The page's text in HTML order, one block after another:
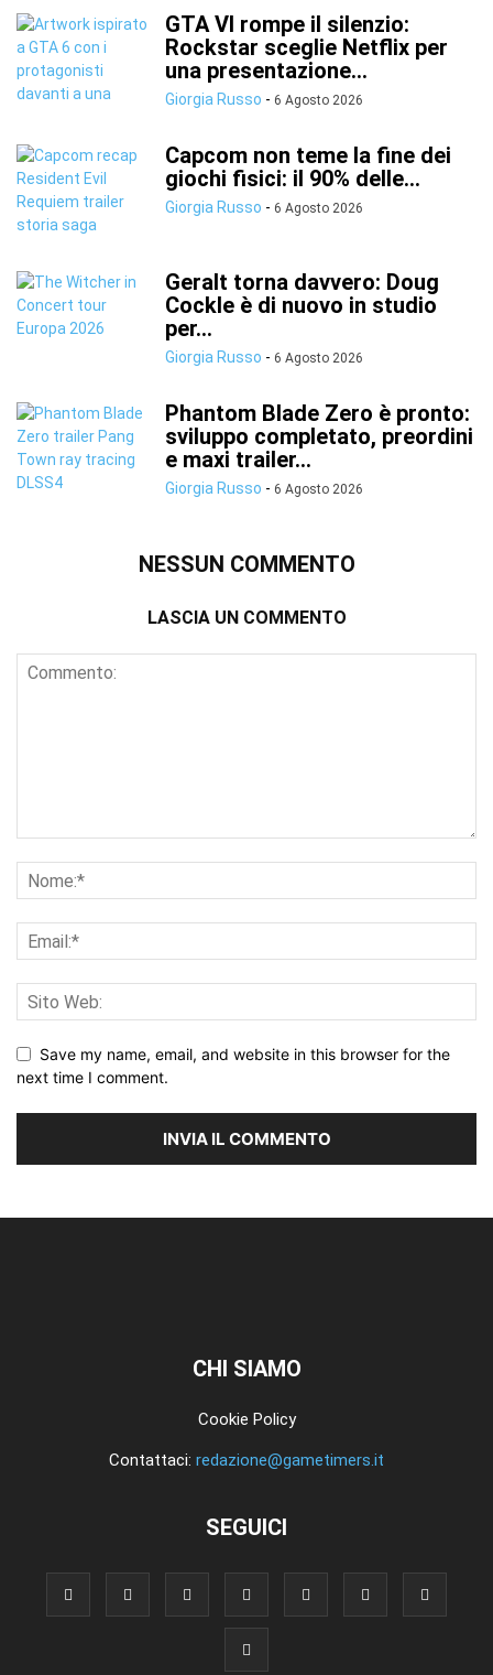
GTA VI rompe il silenzio:
Rockstar sceglie Netflix per
una presentazione...
Giorgia Russo - 6 Agosto 2026
Capcom non teme la fine dei
giochi fisici: il 90% delle...
Giorgia Russo - 6 Agosto 2026
Geralt torna davvero: Doug
Cockle è di nuovo in studio
per...
Giorgia Russo - 6 Agosto 2026
Phantom Blade Zero è pronto:
sviluppo completato, preordini
e maxi trailer...
Giorgia Russo - 6 Agosto 2026
NESSUN COMMENTO
LASCIA UN COMMENTO
Save my name, email, and website in this browser for the
next time I comment.
CHI SIAMO
Cookie Policy
Contattaci: redazione@gametimers.it
SEGUICI